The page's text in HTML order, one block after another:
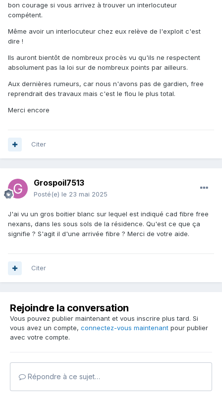
bon courage si vous arrivez à trouver un interlocuteur
compétent.
Même avoir un interlocuteur chez eux relève de l'exploit c'est
dire !
Ils auront bientôt de nombreux procès vu qu'ils ne respectent
absolument pas la loi sur de nombreux points par ailleurs.
Aux dernières rumeurs, car nous n'avons pas de gardien, free
reprendrait des travaux mais c'est le flou le plus total.
Merci encore
Citer
Grospoil7513
Posté(e) le 23 mai 2025
J'ai vu un gros boitier blanc sur lequel est indiqué cad fibre free
nexans, dans les sous sols de la résidence. Qu'est ce que ça
signifie ? S'agit il d'une arrivée fibre ? Merci de votre aide.
Citer
Rejoindre la conversation
Vous pouvez publier maintenant et vous inscrire plus tard. Si
vous avez un compte, connectez-vous maintenant pour publier
avec votre compte.
Répondre à ce sujet…